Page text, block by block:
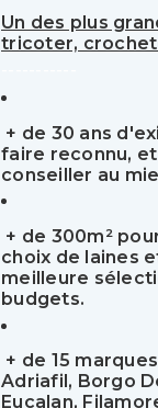
Un des plus
tricoter,
+ de 30 ans
faire reconnu,
conseiller au
+ de 300m²
choix de laines
meilleure
budgets.
+ de 15
Adriafil, Borgo
Eucalan,